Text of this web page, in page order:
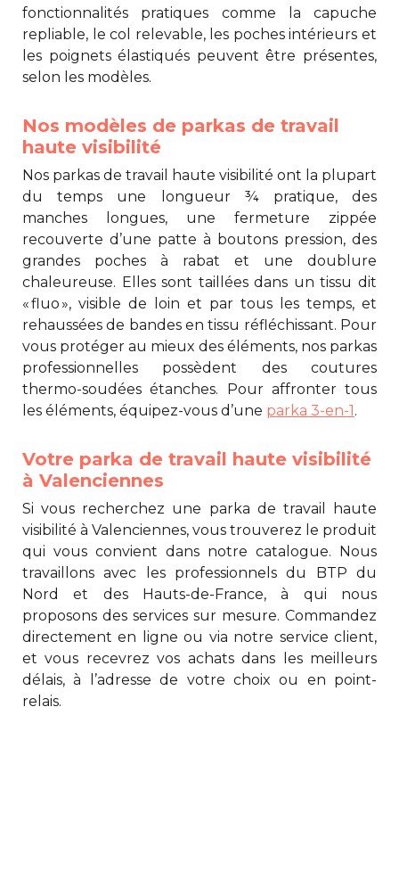
fonctionnalités pratiques comme la capuche
repliable, le col relevable, les poches intérieurs et
les poignets élastiqués peuvent être présentes,
selon les modèles.
Nos modèles de parkas de travail
haute visibilité
Nos parkas de travail haute visibilité ont la plupart
du temps une longueur ¾ pratique, des
manches longues, une fermeture zippée
recouverte d’une patte à boutons pression, des
grandes poches à rabat et une doublure
chaleureuse. Elles sont taillées dans un tissu dit
« fluo », visible de loin et par tous les temps, et
rehaussées de bandes en tissu réfléchissant. Pour
vous protéger au mieux des éléments, nos parkas
professionnelles possèdent des coutures
thermo-soudées étanches. Pour affronter tous
les éléments, équipez-vous d’une parka 3-en-1.
Votre parka de travail haute visibilité
à Valenciennes
Si vous recherchez une parka de travail haute
visibilité à Valenciennes, vous trouverez le produit
qui vous convient dans notre catalogue. Nous
travaillons avec les professionnels du BTP du
Nord et des Hauts-de-France, à qui nous
proposons des services sur mesure. Commandez
directement en ligne ou via notre service client,
et vous recevrez vos achats dans les meilleurs
délais, à l’adresse de votre choix ou en point-
relais.